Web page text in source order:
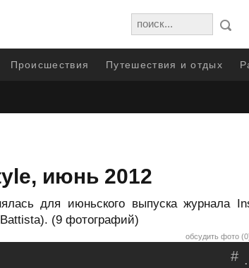
Происшествия Путешествия и отдых
июнь 2012
для июньского выпуска журнала
(9 фотографий)
обсудить фото
.
#